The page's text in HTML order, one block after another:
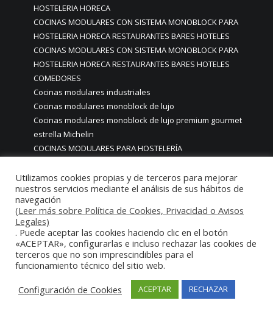
HOSTELERIA HORECA
COCINAS MODULARES CON SISTEMA MONOBLOCK PARA
HOSTELERIA HORECA RESTAURANTES BARES HOTELES
COCINAS MODULARES CON SISTEMA MONOBLOCK PARA
HOSTELERIA HORECA RESTAURANTES BARES HOTELES
COMEDORES
Cocinas modulares industriales
Cocinas modulares monoblock de lujo
Cocinas modulares monoblock de lujo premium gourmet
estrella Michelin
COCINAS MODULARES PARA HOSTELERÍA
COCINAS MONOBLOC MONOBLOCK
cocinas monobloc restaurantes madrid
cocinas monoblock
cocinas monoblock a medida
COCINAS MONOBLOCK A MEDIDA EN MADRID
Cocinas Monoblock a medida para Restaurantes
COCINAS MONOBLOCK A MEDIDA PERSONALIZADAS MADRID
particulares casas chalets
cocinas monoblock con iluminación led
Utilizamos cookies propias y de terceros para mejorar
nuestros servicios mediante el análisis de sus hábitos de
navegación
(Leer más sobre Política de Cookies, Privacidad o Avisos
Legales)
. Puede aceptar las cookies haciendo clic en el botón
«ACEPTAR», configurarlas e incluso rechazar las cookies de
terceros que no son imprescindibles para el
funcionamiento técnico del sitio web.
Configuración de Cookies
ACEPTAR RECHAZAR